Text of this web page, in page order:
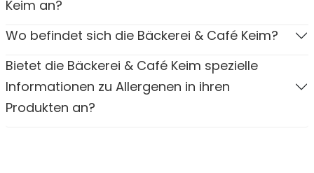
Keim an?
Wo befindet sich die Bäckerei & Café Keim?
Bietet die Bäckerei & Café Keim spezielle
Informationen zu Allergenen in ihren
Produkten an?